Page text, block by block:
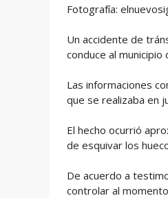
Fotografía:
Un accidente de
conduce al municipio
Las informaciones
que se realizaba en
El hecho ocurrió
de esquivar los
De acuerdo a
controlar al